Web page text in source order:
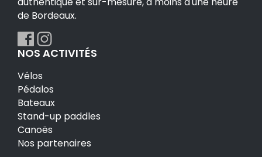
de Bordeaux.
NOS ACTIVITÉS
Vélos
Pédalos
Bateaux
Stand-up paddles
Canoës
Nos partenaires